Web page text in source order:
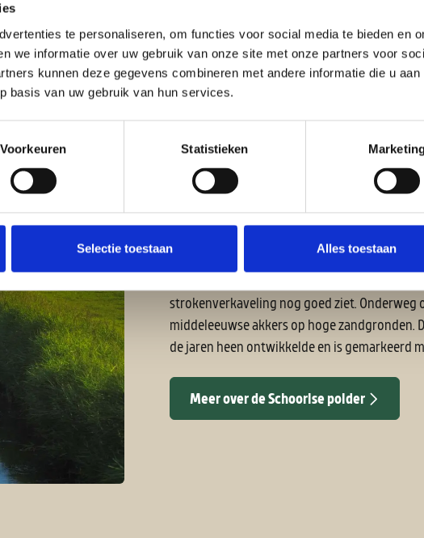
te personaliseren, om functies voor social media te bieden en
we informatie over uw gebruik van onze site met onze partners voor
kunnen deze gegevens combineren met andere informatie die u aan
basis van uw gebruik van hun services.
Voorkeuren Statistieken
Selectie toestaan Alles toestaan
Schoorlse polder
km
Wandel langs het dorp Schoorl en door de
strokenverkaveling nog goed ziet. Onderweg
middeleeuwse akkers op hoge zandgronden.
de jaren heen ontwikkelde en is gemarkeerd
Meer over de Schoorlse polder